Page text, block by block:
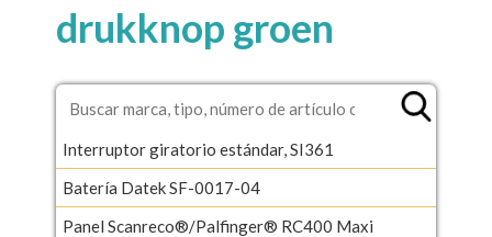
drukknop groen
Interruptor giratorio estándar, SI361
Batería Datek SF-0017-04
Panel Scanreco®/Palfinger® RC400 Maxi